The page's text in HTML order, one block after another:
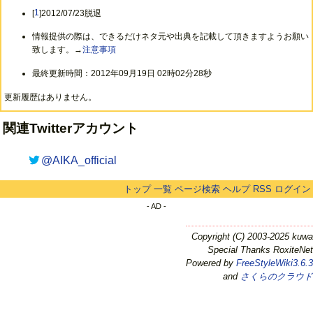
[1]2012/07/23脱退
情報提供の際は、できるだけネタ元や出典を記載して頂きますようお願い
致します。→注意事項
最終更新時間：2012年09月19日 02時02分28秒
更新履歴はありません。
関連Twitterアカウント
@AIKA_official
トップ 一覧 ページ検索 ヘルプ RSS ログイン
- AD -
Copyright (C) 2003-2025 kuwa
Special Thanks RoxiteNet
Powered by FreeStyleWiki3.6.3
and さくらのクラウド